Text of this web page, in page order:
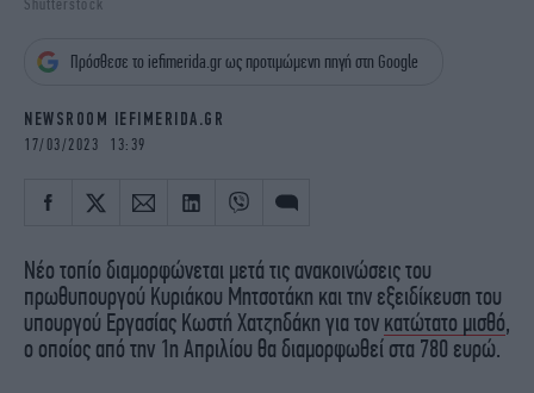
iBOOKS
OSCARS
NEWSLETTER
Shutterstock
Πρόσθεσε το iefimerida.gr ως προτιμώμενη πηγή στη Google
NEWSROOM IEFIMERIDA.GR
17/03/2023 13:39
Νέο τοπίο διαμορφώνεται μετά τις ανακοινώσεις του
πρωθυπουργού Κυριάκου Μητσοτάκη και την εξειδίκευση του
υπουργού Εργασίας Κωστή Χατζηδάκη για τον κατώτατο μισθό,
ο οποίος από την 1η Απριλίου θα διαμορφωθεί στα 780 ευρώ.